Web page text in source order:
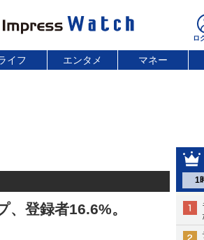
イフ エンタメ マネー
1
登録者16.6%。